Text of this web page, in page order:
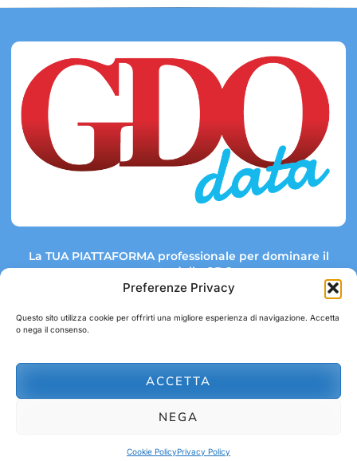
Preferenze Privacy
Questo sito utilizza cookie per offrirti una migliore esperienza di navigazione. Accetta
o nega il consenso.
ACCETTA
NEGA
Cookie PolicyPrivacy Policy
La TUA PIATTAFORMA professionale per dominare il
mercato della GDO.
Link rapidi:
abbonamenti@gdodata.it
© 2026 GDOData.it - PR Italia Edizioni srl - P.Iva: 03044390353